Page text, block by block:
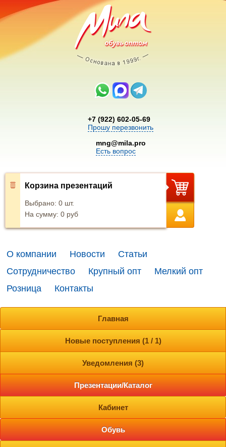
+7 (922) 602-05-69
Прошу перезвонить
mng@mila.pro
Есть вопрос
Корзина презентаций
Выбрано: 0 шт.
На сумму: 0 руб
О компании Новости
Статьи
Сотрудничество
Крупный опт
Мелкий опт
Розница
Контакты
Главная
Новые поступления (1 / 1)
Уведомления (3)
Презентации/Каталог
Кабинет
Обувь